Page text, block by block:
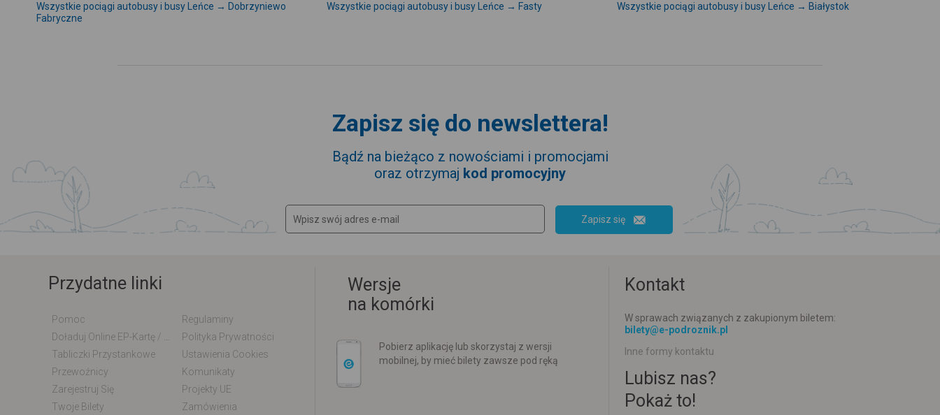
Wszystkie pociągi autobusy i busy Leńce → Dobrzyniewo
Fabryczne
Wszystkie pociągi autobusy i busy Leńce → Fasty Wszystkie pociągi autobusy i busy Leńce → Białystok
Zapisz się do newslettera!
Bądź na bieżąco z nowościami i promocjami
oraz otrzymaj kod promocyjny
Zapisz się
Przydatne linki
Pomoc
Regulaminy
Polityka Prywatności
Tabliczki Przystankowe
Ustawienia Cookies
Przewoźnicy
Komunikaty
Zarejestruj Się
Projekty UE
Twoje Bilety
Zamówienia
Wersje
na komórki
Pobierz aplikację lub skorzystaj z wersji
mobilnej, by mieć bilety zawsze pod ręką
Kontakt
W sprawach związanych z zakupionym biletem:
bilety@e-podroznik.pl
Inne formy kontaktu
Lubisz nas?
Pokaż to!